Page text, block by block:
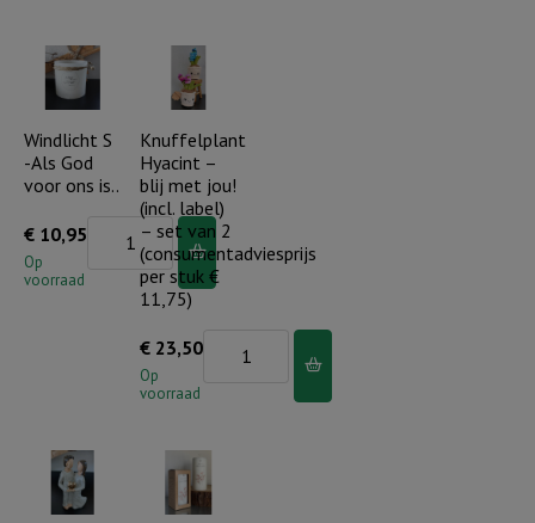
heeft
plan
met
je
mijn
maar
Uw
wil..
aantal
Windlicht S
-Als God
voor ons is..
€ 10,95
Op
voorraad
Windlicht
is..
Knuffelplant
Hyacint –
blij met jou!
(incl. label)
– set van 2
(consumentadviesprijs
per stuk €
11,75)
€ 23,50
Op
voorraad
Knuffelplant